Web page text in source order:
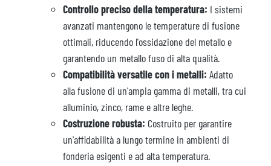
Controllo preciso della temperatura: I sistemi
avanzati mantengono le temperature di fusione
ottimali, riducendo l'ossidazione del metallo e
garantendo un metallo fuso di alta qualità.
Compatibilità versatile con i metalli: Adatto
alla fusione di un'ampia gamma di metalli, tra cui
alluminio, zinco, rame e altre leghe.
Costruzione robusta: Costruito per garantire
un'affidabilità a lungo termine in ambienti di
fonderia esigenti e ad alta temperatura.